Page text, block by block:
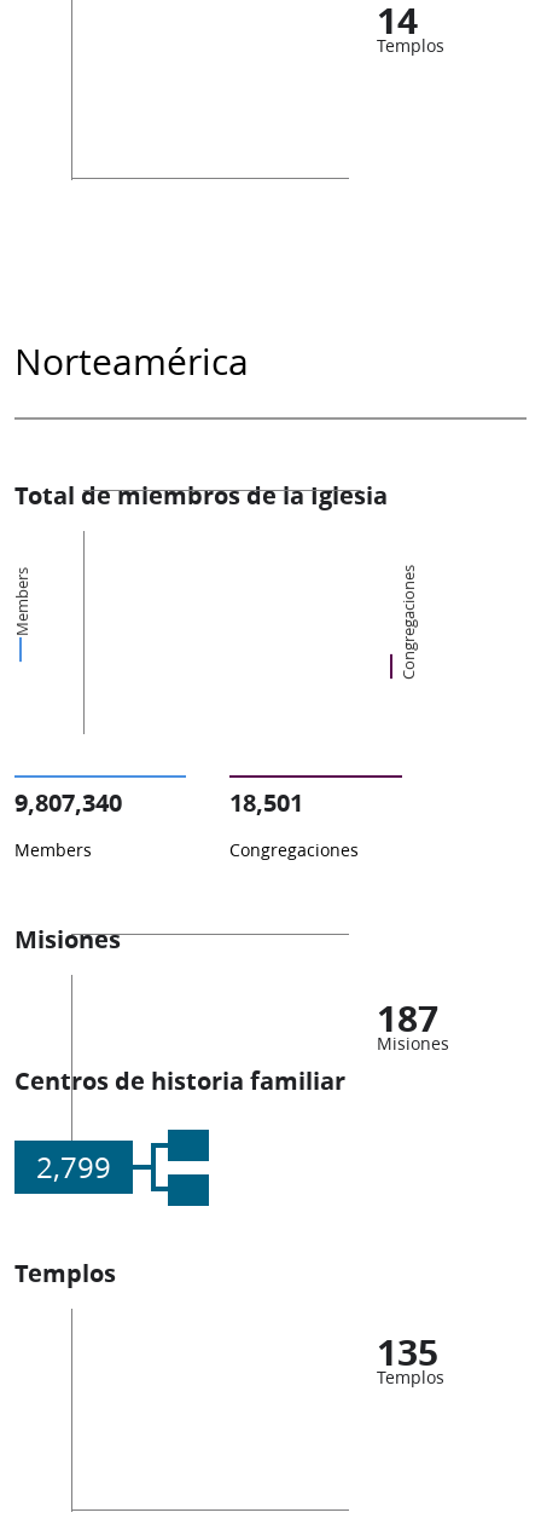
14
Templos
Norteamérica
Total de miembros de la Iglesia
Members Congregaciones
9,807,340
Members
18,501
Congregaciones
Misiones
187
Misiones
Centros de historia familiar
2,799
Templos
135
Templos